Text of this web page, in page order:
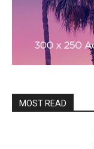
MOST READ